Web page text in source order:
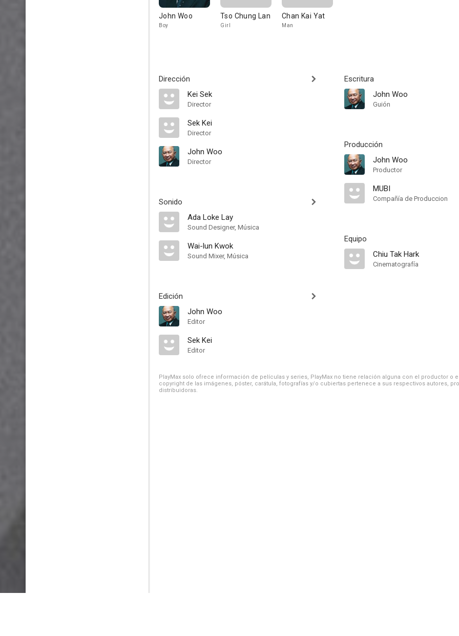
John Woo
Boy
Tso Chung Lan
Girl
Chan Kai Yat
Man
Dirección
Kei Sek
Director
Sek Kei
Director
John Woo
Director
Sonido
Ada Loke Lay
Sound Designer, Música
Wai-lun Kwok
Sound Mixer, Música
Edición
John Woo
Editor
Sek Kei
Editor
Escritura
John Woo
Guión
Producción
John Woo
Productor
MUBI
Compañía de Produccion
Equipo
Chiu Tak Hark
Cinematografía
PlayMax solo ofrece información de películas y series, PlayMax no tiene relación alguna con el productor o
copyright de las imágenes, póster, carátula, fotografías y/o cubiertas pertenece a sus respectivos autores,
distribuidoras.